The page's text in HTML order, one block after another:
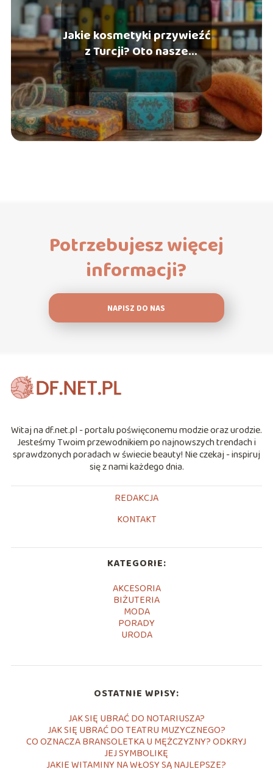
Jakie kosmetyki przywieźć
z Turcji? Oto nasze
rekomendacje!
Potrzebujesz więcej
informacji?
NAPISZ DO NAS
Witaj na df.net.pl - portalu poświęconemu modzie oraz urodzie.
Jesteśmy Twoim przewodnikiem po najnowszych trendach i
sprawdzonych poradach w świecie beauty! Nie czekaj - inspiruj
się z nami każdego dnia.
REDAKCJA
KONTAKT
KATEGORIE:
AKCESORIA
BIŻUTERIA
MODA
PORADY
URODA
OSTATNIE WPISY:
JAK SIĘ UBRAĆ DO NOTARIUSZA?
JAK SIĘ UBRAĆ DO TEATRU MUZYCZNEGO?
CO OZNACZA BRANSOLETKA U MĘŻCZYZNY? ODKRYJ
JEJ SYMBOLIKĘ
JAKIE WITAMINY NA WŁOSY SĄ NAJLEPSZE?